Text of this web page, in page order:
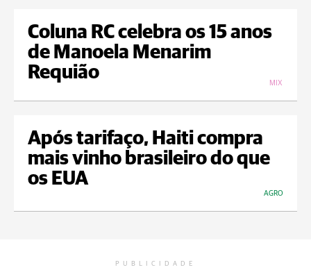
Coluna RC celebra os 15 anos
de Manoela Menarim
Requião
MIX
Após tarifaço, Haiti compra
mais vinho brasileiro do que
os EUA
AGRO
PUBLICIDADE